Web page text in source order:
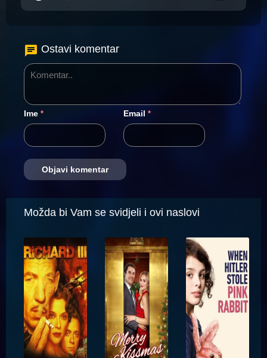
Ostavi komentar
Ime * Email *
Možda bi Vam se svidjeli i ovi naslovi